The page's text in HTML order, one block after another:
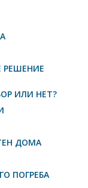
РЕШЕНИЕ
ИЛИ НЕТ?
ДОМА
ПОГРЕБА